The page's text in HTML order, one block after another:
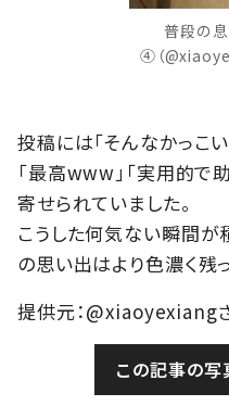
普段の
④（
投稿には「そんなかっこ
「最高www」「実用的で
寄せられていました。
こうした何気ない瞬間が
の思い出はより色濃く残
提供元：@xiaoyexiang
この記事の写